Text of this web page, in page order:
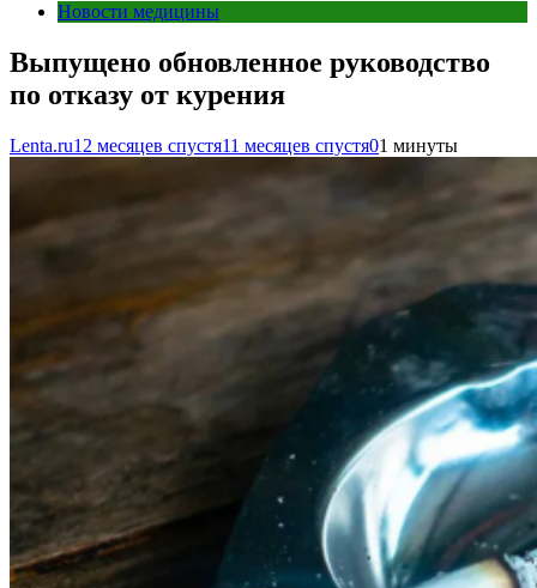
Новости медицины
Выпущено обновленное руководство
по отказу от курения
Lenta.ru12 месяцев спустя11 месяцев спустя01 минуты